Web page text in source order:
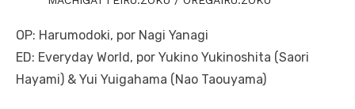
OP: Harumodoki, por Nagi Yanagi
ED: Everyday World, por Yukino Yukinoshita (Saori
Hayami) & Yui Yuigahama (Nao Taouyama)